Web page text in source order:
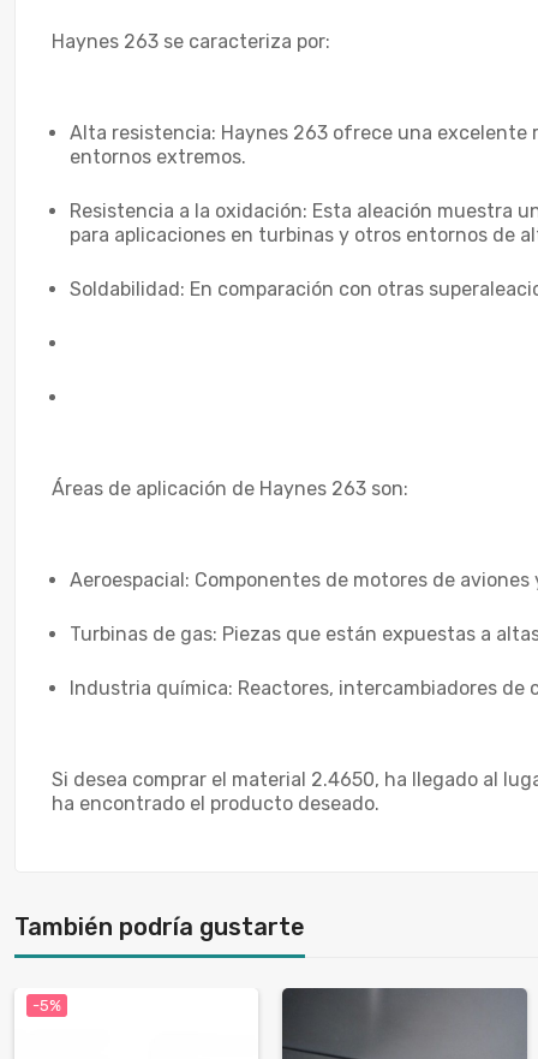
Haynes 263 se caracteriza por:
Alta resistencia: Haynes 263 ofrece una excelente
entornos extremos.
Resistencia a la oxidación: Esta aleación muestra
para aplicaciones en turbinas y otros entornos de
Soldabilidad: En comparación con otras
Áreas de aplicación de Haynes 263 son:
Aeroespacial: Componentes de motores de
Turbinas de gas: Piezas que están expuestas a
Industria química: Reactores, intercambiadores
Si desea comprar el material 2.4650, ha llegado al
ha encontrado el producto deseado.
También podría gustarte
-5%